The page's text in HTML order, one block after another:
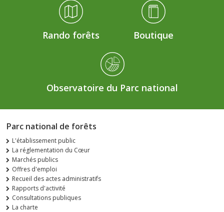
Rando forêts Boutique
Observatoire du Parc national
Parc national de forêts
L'établissement public
La réglementation du Cœur
Marchés publics
Offres d'emploi
Recueil des actes administratifs
Rapports d'activité
Consultations publiques
La charte